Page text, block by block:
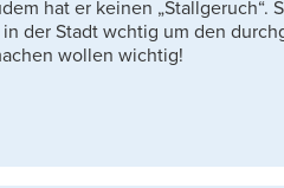
hat er keinen „Stallgeruch“.
der Stadt wchtig um den
wollen wichtig!